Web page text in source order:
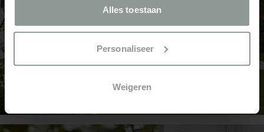
Alles toestaan
Personaliseer
Weigeren